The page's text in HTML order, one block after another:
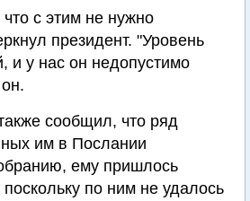
с этим не нужно
президент. "Уровень
и у нас он недопустимо
сообщил, что ряд
им в Послании
ему пришлось
по ним не удалось